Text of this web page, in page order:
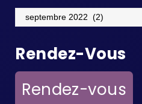
Archives
Rendez-Vous
Rendez-vous